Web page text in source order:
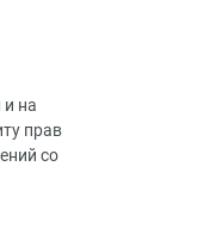
на
прав
со